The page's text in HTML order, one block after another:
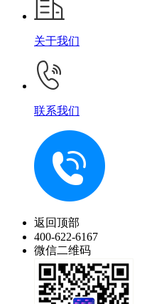
关于我们
联系我们
返回顶部
400-622-6167
微信二维码